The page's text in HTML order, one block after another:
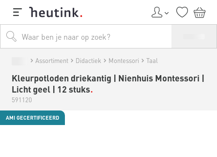
Assortiment Didactiek Montessori Taal
Kleurpotloden driekantig | Nienhuis Montessori |
Licht geel | 12 stuks
591120
AMI GECERTIFICEERD